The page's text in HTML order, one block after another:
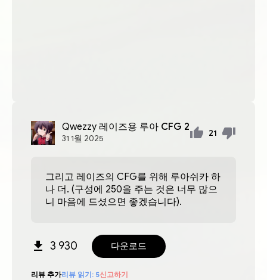
Qwezzy 레이즈용 루아 CFG 2
31 1월 2025
21
그리고 레이즈의 CFG를 위해 루아쉬카 하
나 더. (구성에 250을 주는 것은 너무 많으
니 마음에 드셨으면 좋겠습니다).
3 930 다운로드
리뷰 추가리뷰 읽기: 5신고하기